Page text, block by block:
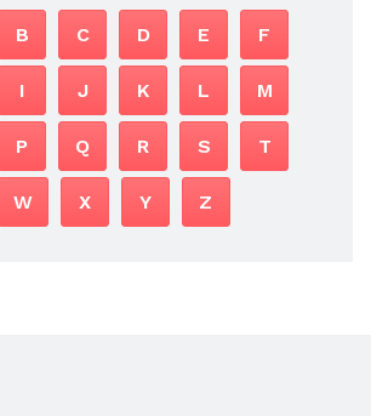
B C D E F
I J K L M
P Q R S T
W X Y Z